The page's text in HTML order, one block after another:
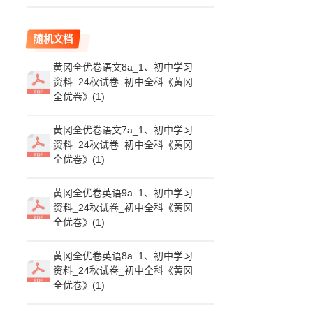
随机文档
黄冈全优卷语文8a_1、初中学习
资料_24秋试卷_初中全科《黄冈
全优卷》(1)
黄冈全优卷语文7a_1、初中学习
资料_24秋试卷_初中全科《黄冈
全优卷》(1)
黄冈全优卷英语9a_1、初中学习
资料_24秋试卷_初中全科《黄冈
全优卷》(1)
黄冈全优卷英语8a_1、初中学习
资料_24秋试卷_初中全科《黄冈
全优卷》(1)